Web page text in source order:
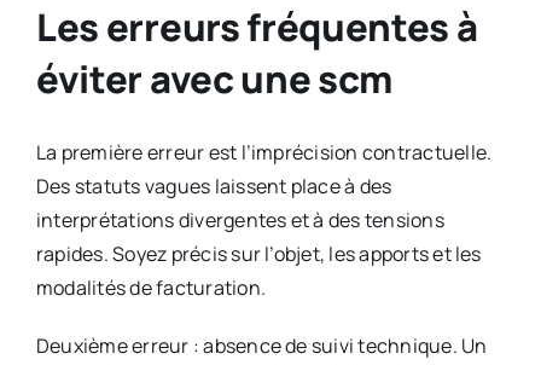
Les erreurs fréquentes à
éviter avec une scm
La première erreur est l’imprécision contractuelle.
Des statuts vagues laissent place à des
interprétations divergentes et à des tensions
rapides. Soyez précis sur l’objet, les apports et les
modalités de facturation.
Deuxième erreur : absence de suivi technique. Un